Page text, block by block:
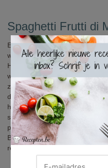
Spaghetti Frutti di
Elke lekkerbek weet dat
ware sterren zijn van zilte
Hun rijke en gevarieerde smaak
weinig nodig om te schitteren.
ze als geen ander langs de
de Middellandse Zee, waar dit
haar inspiratie haalde. De truc
simpele maar verrassend
pittige recept? Spaanse chorizo!
Benieuwd? Probeer dan vlug
recept.